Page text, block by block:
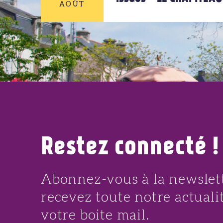
AOÛT
AOÛT
14
AOÛT
Restez connecté !
Abonnez-vous à la
recevez toute notre
votre boite mail.